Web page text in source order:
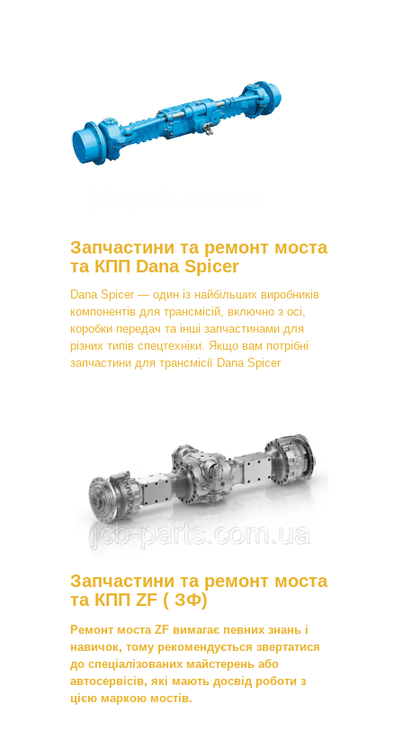
Запчастини та ремонт моста
та КПП Dana Spicer
Dana Spicer — один із найбільших виробників
компонентів для трансмісій, включно з осі,
коробки передач та інші запчастинами для
різних типів спецтехніки. Якщо вам потрібні
запчастини для трансмісії Dana Spicer
Запчастини та ремонт моста
та КПП ZF ( ЗФ)
Ремонт моста ZF вимагає певних знань і
навичок, тому рекомендується звертатися
до спеціалізованих майстерень або
автосервісів, які мають досвід роботи з
цією маркою мостів.